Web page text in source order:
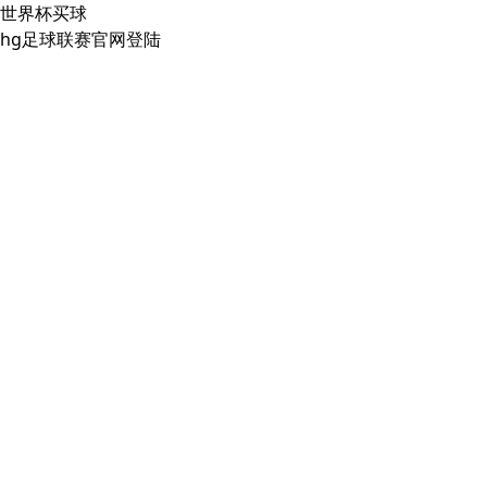
世界杯买球
hg足球联赛官网登陆